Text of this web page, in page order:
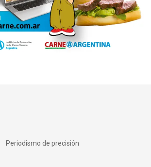
Periodismo de precisión